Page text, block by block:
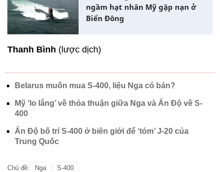
ngầm hạt nhân Mỹ gặp nạn ở
Biển Đông
Thanh Bình (lược dịch)
Belarus muốn mua S-400, liệu Nga có bán?
Mỹ ‘lo lắng’ về thỏa thuận giữa Nga và Ấn Độ về S-
400
Ấn Độ bố trí S-400 ở biên giới để ‘tóm’ J-20 của
Trung Quốc
Chủ đề: Nga S-400